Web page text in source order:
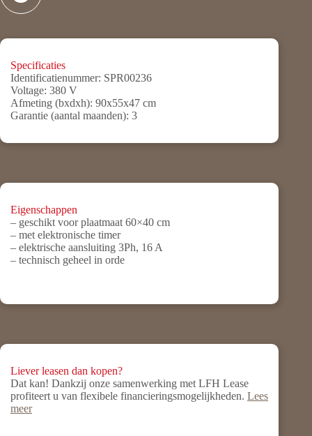
Specificaties
Identificatienummer: SPR00236
Voltage: 380 V
Afmeting (bxdxh): 90x55x47 cm
Garantie (aantal maanden): 3
Eigenschappen
– geschikt voor plaatmaat 60×40 cm
– met elektronische timer
– elektrische aansluiting 3Ph, 16 A
– technisch geheel in orde
Liever leasen dan kopen?
Dat kan! Dankzij onze samenwerking met LFH Lease
profiteert u van flexibele financieringsmogelijkheden. Lees
meer